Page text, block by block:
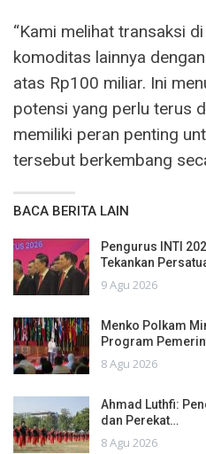
“Kami melihat transaksi
komoditas lainnya
atas Rp100 miliar. Ini
potensi yang perlu terus
memiliki peran penting
tersebut berkembang
BACA BERITA LAIN
Pengurus INTI
Tekankan
9 Agu 2026
Menko Polkam
Program
8 Agu 2026
Ahmad Luthfi:
dan Perekat…
8 Agu 2026